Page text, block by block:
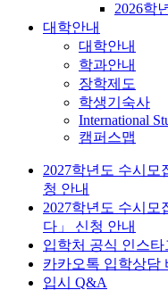
2026학
대학안내
대학안내
학과안내
장학제도
학생기숙사
International
캠퍼스맵
2027학년도 수시모
청 안내
2027학년도 수시모
다」 신청 안내
입학처 공식 인스타
카카오톡 입학상담
입시 Q&A